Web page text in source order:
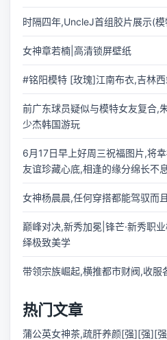
时隔四年,UncleJ首组胶片展示(
女神章若楠|高清锁屏壁纸
#铭阳模特 [玫瑰]江南布衣,吉林
前广东球员疑似与模特女友复合,
少杰韩国游玩
6月17日早上好周三祝福图片,将
友谊珍藏心底,相逢的缘分绵长不
女神杨晨晨,任何穿搭都能驾驭而
巅峰对决,新秀加冕|锋芒·新秀职
绎极致美学
带领宗族崛起,横推都市财阀,收服
热门文章
蒲公英女神茶,疏肝养颜[强][强][